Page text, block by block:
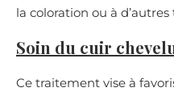
la coloration ou à
Soin du cuir
Ce traitement vise à